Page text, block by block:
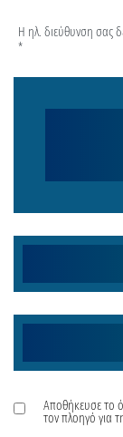
Η ηλ. διεύθυνση σας
*
Αποθήκευσε το
τον πλοηγό για